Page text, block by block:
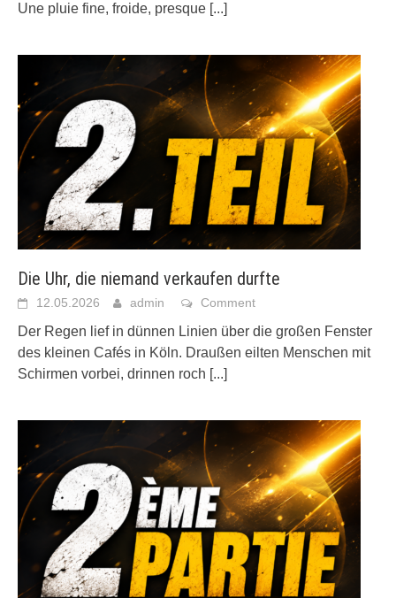
Une pluie fine, froide, presque [...]
Die Uhr, die niemand verkaufen durfte
12.05.2026 admin Comment
Der Regen lief in dünnen Linien über die großen Fenster
des kleinen Cafés in Köln. Draußen eilten Menschen mit
Schirmen vorbei, drinnen roch [...]